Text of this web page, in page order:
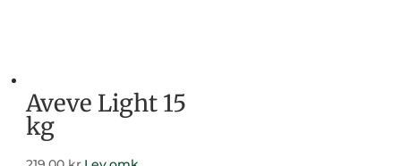
Aveve Light 15
kg